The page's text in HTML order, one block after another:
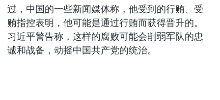
过，中国的一些新闻媒体称，他受到的行贿、受
贿指控表明，他可能是通过行贿而获得晋升的。
习近平警告称，这样的腐败可能会削弱军队的忠
诚和战备，动摇中国共产党的统治。